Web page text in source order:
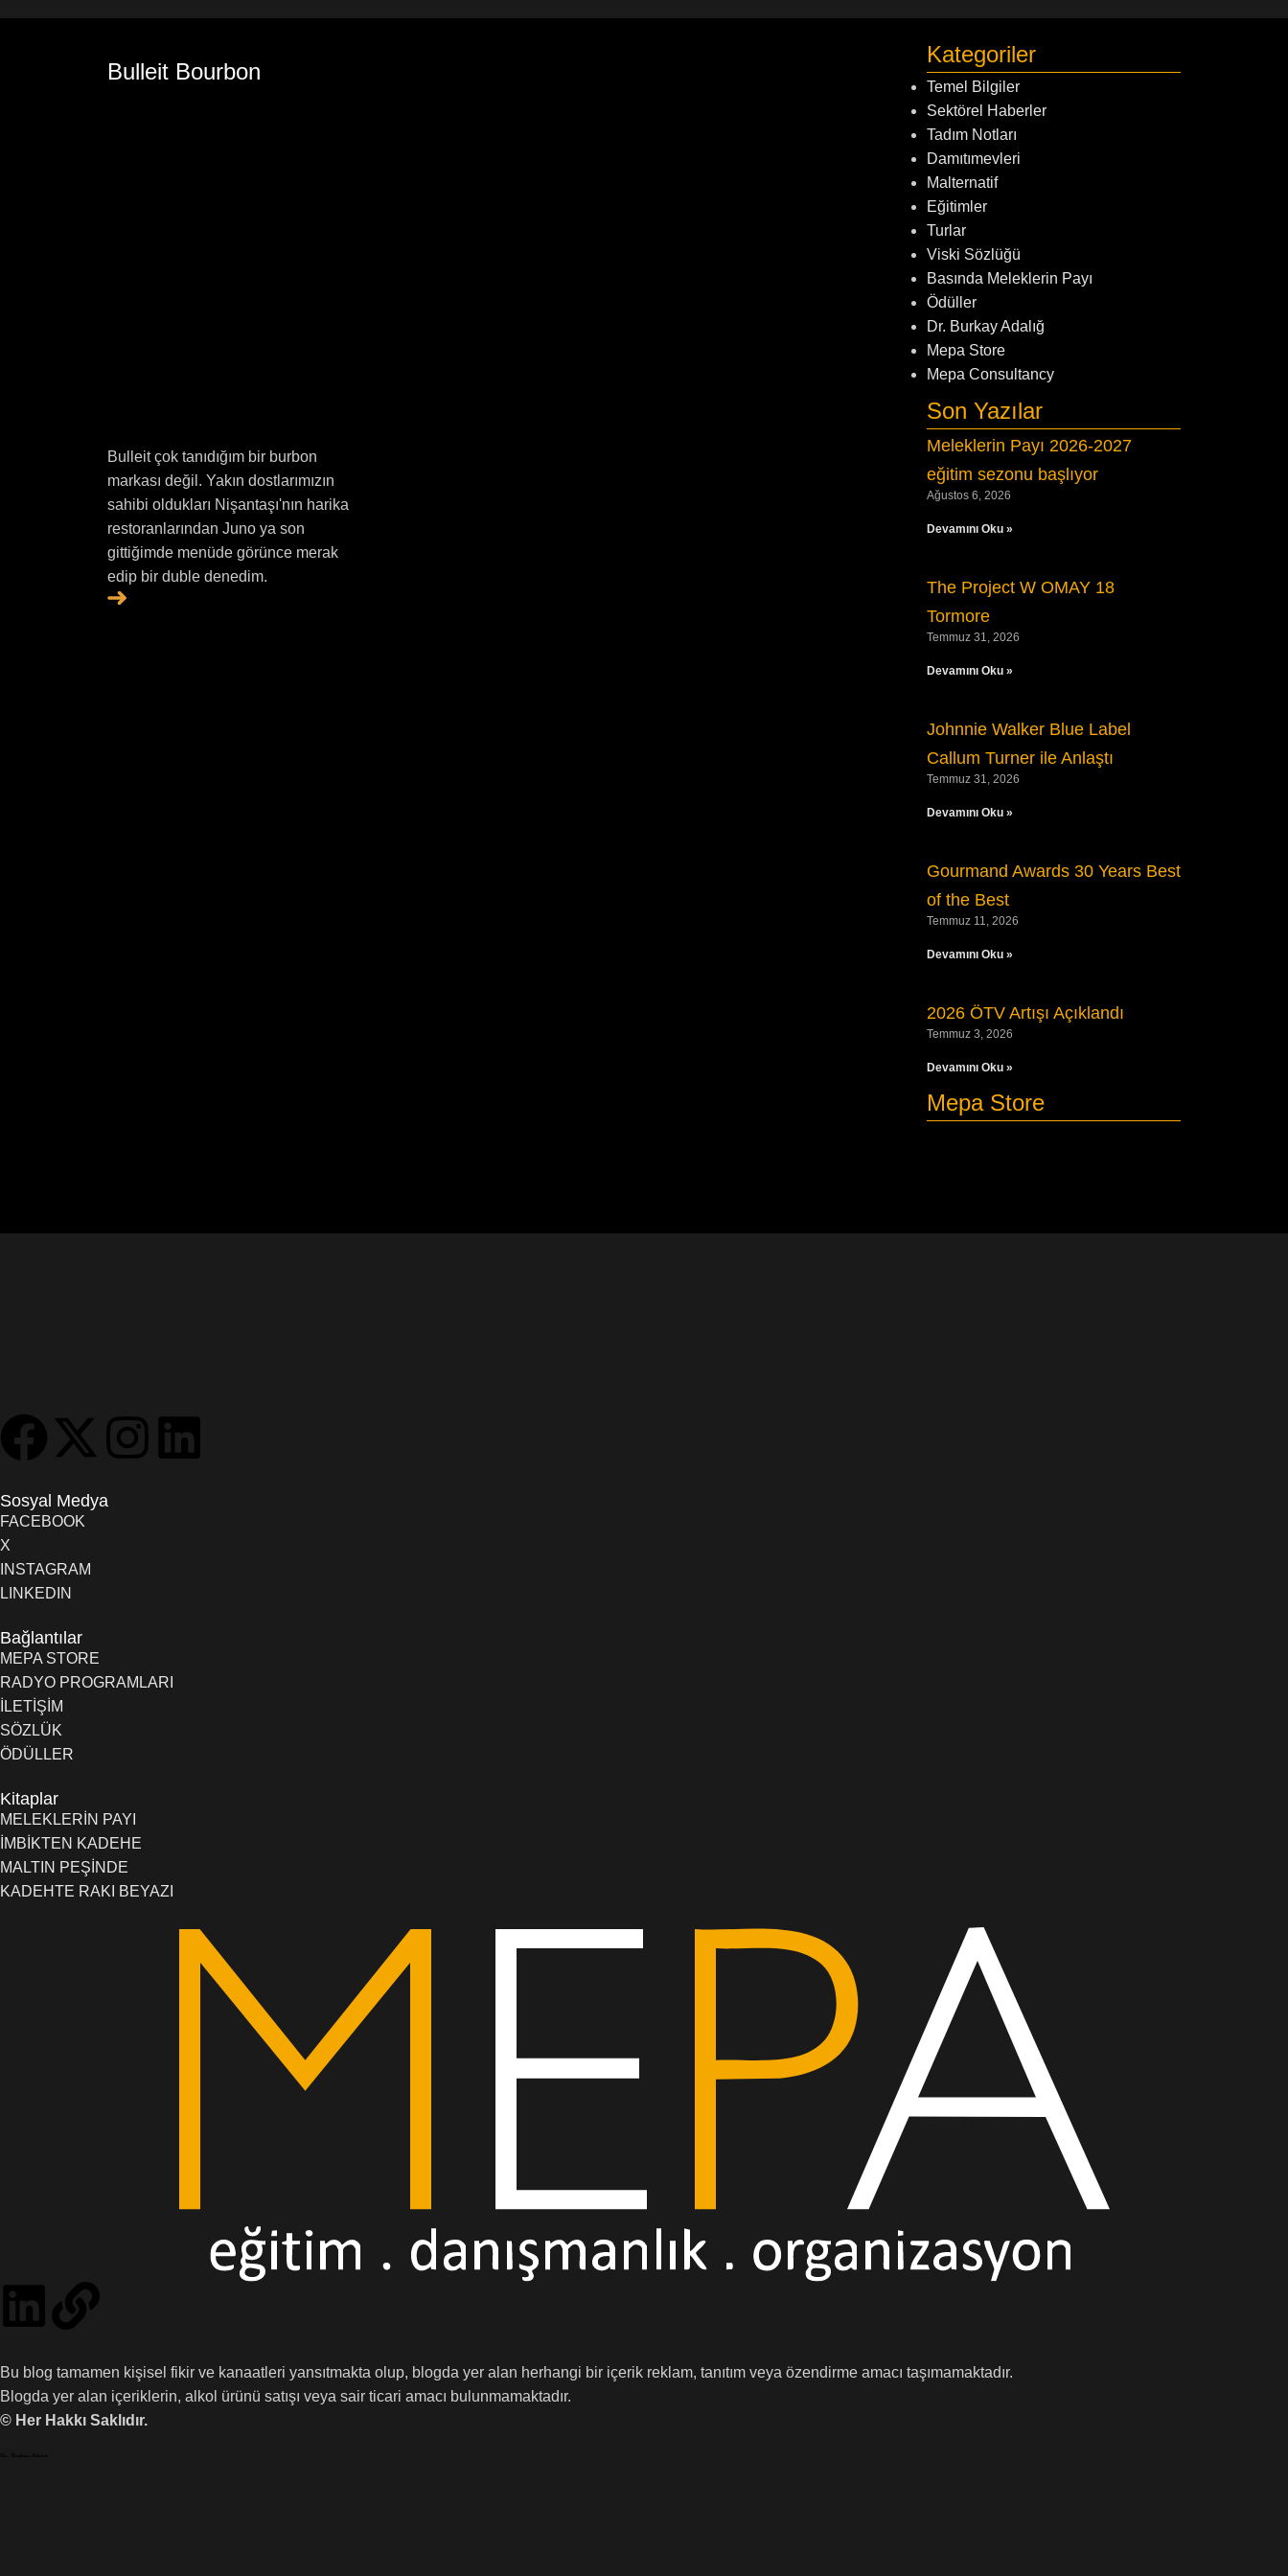
Bulleit Bourbon
Bulleit çok tanıdığım bir burbon
markası değil. Yakın dostlarımızın
sahibi oldukları Nişantaşı'nın harika
restoranlarından Juno ya son
gittiğimde menüde görünce merak
edip bir duble denedim.
Kategoriler
Temel Bilgiler
Sektörel Haberler
Tadım Notları
Damıtımevleri
Malternatif
Eğitimler
Turlar
Viski Sözlüğü
Basında Meleklerin Payı
Ödüller
Dr. Burkay Adalığ
Mepa Store
Mepa Consultancy
Son Yazılar
Meleklerin Payı 2026-2027
eğitim sezonu başlıyor
Ağustos 6, 2026
Devamını Oku »
The Project W OMAY 18
Tormore
Temmuz 31, 2026
Devamını Oku »
Johnnie Walker Blue Label
Callum Turner ile Anlaştı
Temmuz 31, 2026
Devamını Oku »
Gourmand Awards 30 Years Best
of the Best
Temmuz 11, 2026
Devamını Oku »
2026 ÖTV Artışı Açıklandı
Temmuz 3, 2026
Devamını Oku »
Mepa Store
Sosyal Medya
FACEBOOK
X
INSTAGRAM
LINKEDIN
Bağlantılar
MEPA STORE
RADYO PROGRAMLARI
İLETİŞİM
SÖZLÜK
ÖDÜLLER
Kitaplar
MELEKLERİN PAYI
İMBİKTEN KADEHE
MALTIN PEŞİNDE
KADEHTE RAKI BEYAZI
Bu blog tamamen kişisel fikir ve kanaatleri yansıtmakta olup, blogda yer alan herhangi bir içerik reklam, tanıtım veya özendirme amacı taşımamaktadır.
Blogda yer alan içeriklerin, alkol ürünü satışı veya sair ticari amacı bulunmamaktadır.
© Her Hakkı Saklıdır.